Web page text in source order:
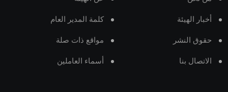
أخبار الهيئة كلمة المدير العام
حقوق النشر مواقع ذات صلة
الاتصال بنا أسماء العاملين